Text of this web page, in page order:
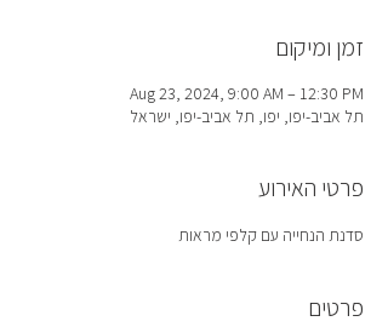
זמן ומיקום
Aug 23, 2024, 9:00 AM – 12:30 PM
תל אביב-יפו, יפו, תל אביב-יפו, ישראל
פרטי האירוע
סדנת הנחייה עם קלפי מראות
פרטים